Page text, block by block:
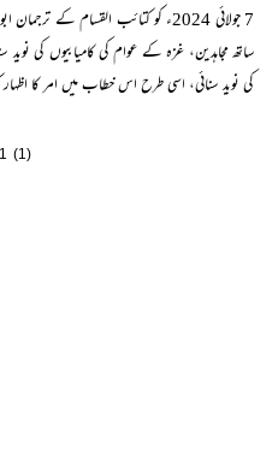
7 جولائی 2024ء کو کتائب القسام
ساتھ مجاہدین، غزہ کے عوام کی کامیابیوں کی
کی نوید سنائی، اسی طرح اس خطاب میں امر کا
(1)